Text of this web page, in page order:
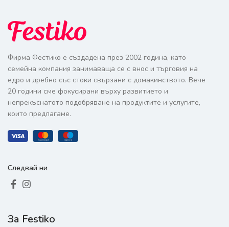
Фирма Фестико е създадена през 2002 година, като
семейна компания занимаваща се с внос и търговия на
едро и дребно със стоки свързани с домакинството. Вече
20 години сме фокусирани върху развитието и
непрекъснатото подобряване на продуктите и услугите,
които предлагаме.
Следвай ни
За Festiko